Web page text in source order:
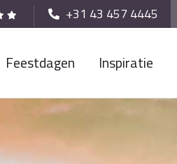
+31 43 457 4445
Feestdagen Inspiratie